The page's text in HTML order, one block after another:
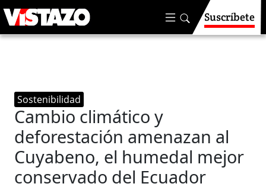
Suscríbete
Sostenibilidad
Cambio climático y
deforestación amenazan al
Cuyabeno, el humedal mejor
conservado del Ecuador